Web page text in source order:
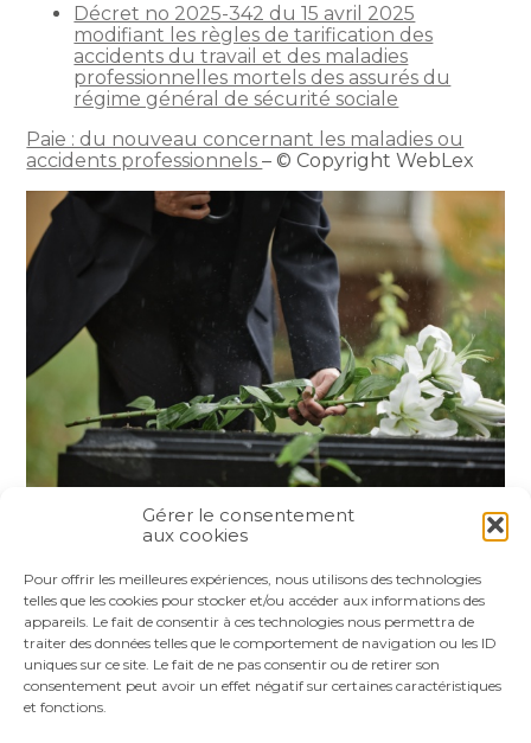
Gérer le consentement
aux cookies
Pour offrir les meilleures expériences, nous utilisons des technologies
telles que les cookies pour stocker et/ou accéder aux informations des
appareils. Le fait de consentir à ces technologies nous permettra de
traiter des données telles que le comportement de navigation ou les ID
uniques sur ce site. Le fait de ne pas consentir ou de retirer son
consentement peut avoir un effet négatif sur certaines caractéristiques
et fonctions.
Décret no 2025-342 du 15 avril 2025
modifiant les règles de tarification des
accidents du travail et des maladies
professionnelles mortels des assurés du
régime général de sécurité sociale
Paie : du nouveau concernant les maladies ou
accidents professionnels– © Copyright WebLex
FaceBook
TwitterLinkedIn